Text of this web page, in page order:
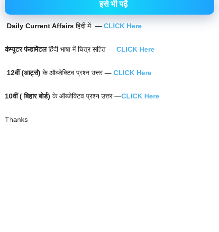
इसे भी पढ़ें
Daily Current Affairsहिंदी में — CLICK Here
कंप्यूटर फंडामेंटलहिंदी भाषा में चित्र सहित — CLICK Here
12वीं (आर्ट्स) के ऑब्जेक्टिव प्रश्न उत्तर — CLICK Here
10वीं ( बिहार बोर्ड) के ऑब्जेक्टिव प्रश्न उत्तर —CLICK Here
Thanks